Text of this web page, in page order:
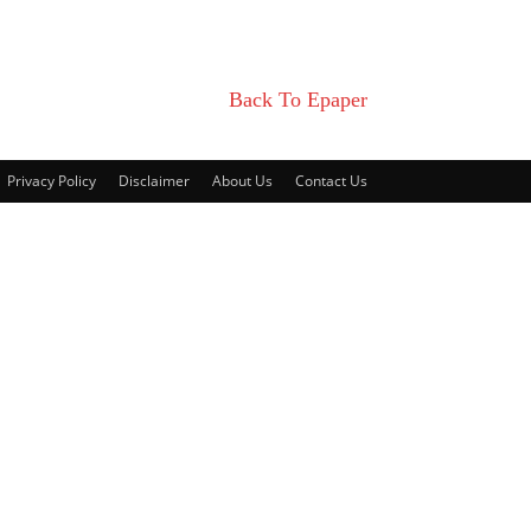
Back To Epaper
Privacy Policy Disclaimer About Us Contact Us